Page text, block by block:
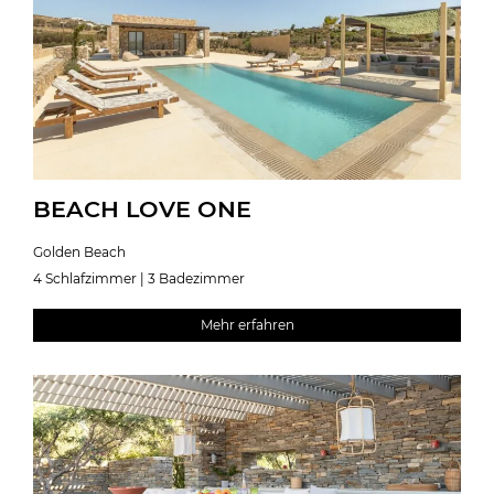
BEACH LOVE ONE
Golden Beach
4 Schlafzimmer | 3 Badezimmer
Mehr erfahren